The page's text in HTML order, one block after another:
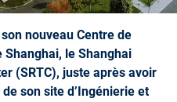
nouveau Centre de
Shanghai, le Shanghai
(SRTC), juste après avoir
son site d’Ingénierie et